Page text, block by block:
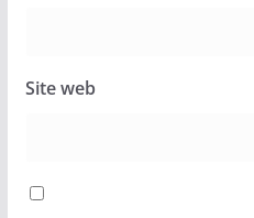
Site web